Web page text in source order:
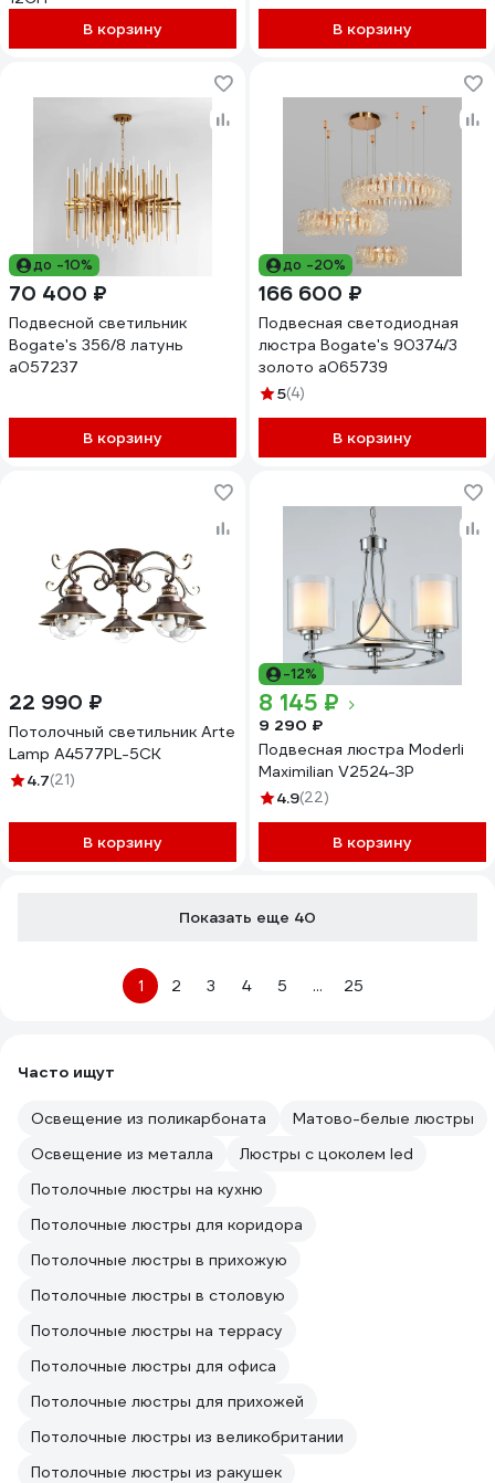
В корзину
В корзину
до -10%
70 400 ₽
Подвесной светильник
Bogate's 356/8 латунь
a057237
В корзину
до -20%
166 600 ₽
Подвесная светодиодная
люстра Bogate's 90374/3
золото a065739
5(4)
В корзину
22 990 ₽
Потолочный светильник Arte
Lamp A4577PL-5CK
4.7(21)
В корзину
-12%
8 145 ₽
9 290 ₽
Подвесная люстра Moderli
Maximilian V2524-3P
4.9(22)
В корзину
Показать еще 40
1 2 3 4 5 ... 25
Часто ищут
Освещение из поликарбоната
Матово-белые люстры
Освещение из металла
Люстры с цоколем led
Потолочные люстры на кухню
Потолочные люстры для коридора
Потолочные люстры в прихожую
Потолочные люстры в столовую
Потолочные люстры на террасу
Потолочные люстры для офиса
Потолочные люстры для прихожей
Потолочные люстры из великобритании
Потолочные люстры из ракушек